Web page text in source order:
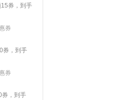
券，到手
券
券，到手
券
券，到手